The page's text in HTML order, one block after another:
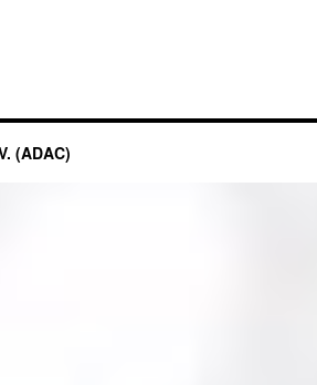
(ADAC)